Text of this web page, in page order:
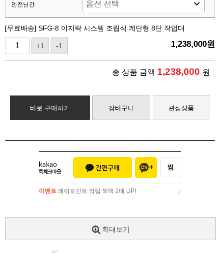
안전난간
[무료배송] SFG-8 이지락 시스템 조립식 계단형 8단 작업대
+1 -1 1,238,000원
총 상품 금액 1,238,000 원
바로 구매하기 장바구니 관심상품
이벤트 페이포인트 적립 혜택 2배 UP!
확대보기